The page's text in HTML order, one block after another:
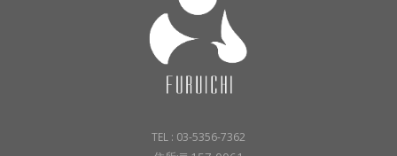
TEL : 03-5356-7362